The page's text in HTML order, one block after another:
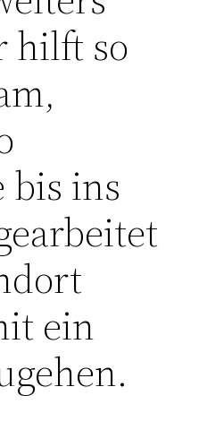
hilft so
bis ins
ein